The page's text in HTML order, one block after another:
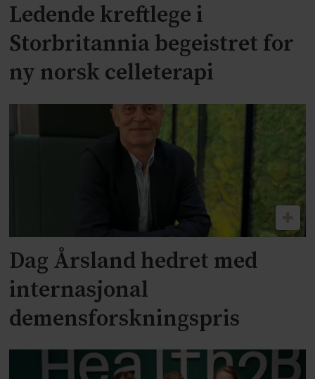
Ledende kreftlege i
Storbritannia begeistret for
ny norsk celleterapi
Dag Årsland hedret med
internasjonal
demensforskningspris